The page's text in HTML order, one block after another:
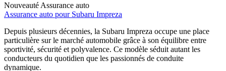
Nouveauté Assurance auto
Assurance auto pour Subaru Impreza
Depuis plusieurs décennies, la Subaru Impreza occupe une place
particulière sur le marché automobile grâce à son équilibre entre
sportivité, sécurité et polyvalence. Ce modèle séduit autant les
conducteurs du quotidien que les passionnés de conduite
dynamique.